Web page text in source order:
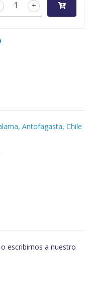
+
Antofagasta, Chile
escribirnos a nuestro